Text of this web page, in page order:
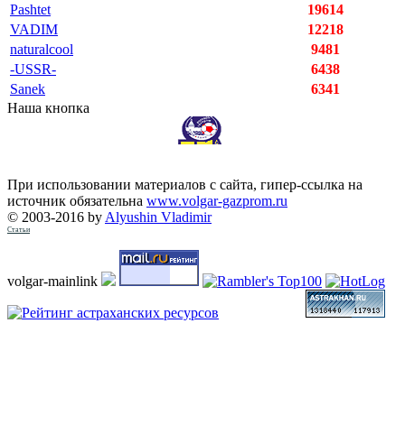
Pashtet
19614
VADIM
12218
naturalcool
9481
-USSR-
6438
Sanek
6341
Наша кнопка
При использовании материалов с сайта, гипер-ссылка на
источник обязательна www.volgar-gazprom.ru
© 2003-2016 by Alyushin Vladimir
Статьи
volgar-mainlink